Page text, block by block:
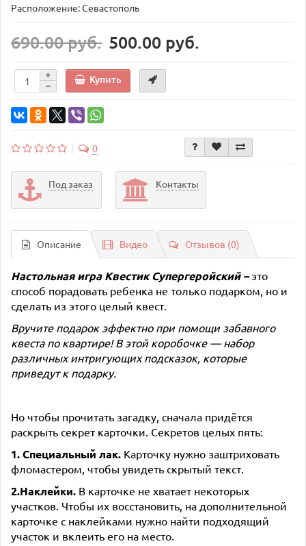
Расположение: Севастополь
690.00 руб. 500.00 руб.
Купить
0
Под заказ Контакты
Описание Видео Отзывов (0)
Настольная играКвестик Супергеройский–это
способ порадовать ребенка не только подарком, но и
сделать из этого целый квест.
Вручите подарок эффектно при помощи забавного
квеста по квартире! В этой коробочке — набор
различных интригующих подсказок, которые
приведут к подарку.
Но чтобы прочитать загадку, сначала придётся
раскрыть секрет карточки. Секретов целых пять:
1. Специальный лак. Карточку нужно заштриховать
фломастером, чтобы увидеть скрытый текст.
2.Наклейки. В карточке не хватает некоторых
участков. Чтобы их восстановить, на дополнительной
карточке с наклейками нужно найти подходящий
участок и вклеить его на место.